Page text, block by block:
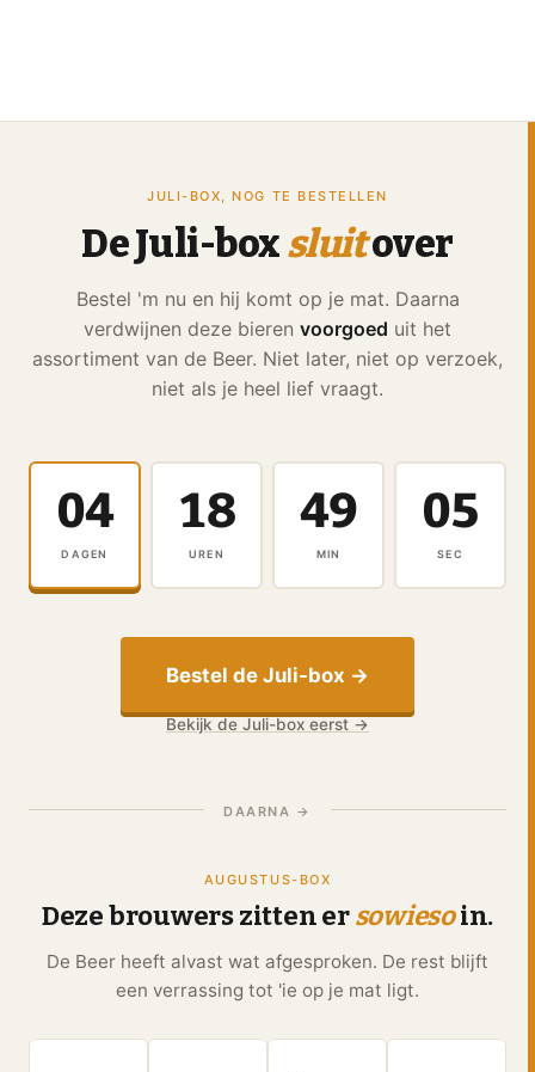
JULI-BOX, NOG TE BESTELLEN
De Juli-boxsluitover
Bestel 'm nu en hij komt op je mat. Daarna
verdwijnen deze bieren voorgoed uit het
assortiment van de Beer. Niet later, niet op verzoek,
niet als je heel lief vraagt.
04
DAGEN
18
UREN
49
MIN
03
SEC
Bestel de Juli-box →
Bekijk de Juli-box eerst →
DAARNA →
AUGUSTUS-BOX
Deze brouwers zitten ersowiesoin.
De Beer heeft alvast wat afgesproken. De rest blijft
een verrassing tot 'ie op je mat ligt.